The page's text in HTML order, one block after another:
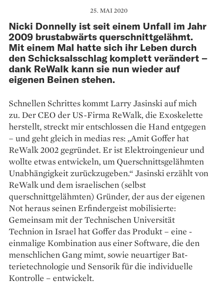
25. MAI 2020
Nicki Donnelly ist seit einem Unfall im Jahr
2009 brust­abwärts querschnittgelähmt.
Mit einem Mal hatte sich ihr Leben durch
den Schicksalsschlag komplett verändert –
dank ReWalk kann sie nun wieder auf
eigenen Beinen stehen.
Schnellen Schrittes kommt ­Larry Jasinski auf mich
zu. Der CEO der US-Firma ReWalk, die ­Exoskelette
herstellt, streckt mir ­entschlossen die Hand entgegen
– und geht gleich in medias res: „Amit Goffer hat
ReWalk 2002 gegründet. Er ist Elektroingenieur und
wollte etwas entwickeln, um Querschnitts­gelähmten
Unabhängigkeit zurückzugeben.“ Jasinski erzählt von
ReWalk und dem israelischen (selbst
querschnittgelähmten) Gründer, der aus der eigenen
Not he­raus seinen Erfindergeist mobilisierte:
Gemeinsam mit der Technischen Universität
Technion in ­Israel hat Goffer das Produkt – eine ­
einmalige Kombination aus einer Software, die den
menschlichen Gang mimt, sowie neuartiger Bat­
terietechnologie und Sensorik für die individuelle
Kon­trolle – ent­wickelt.